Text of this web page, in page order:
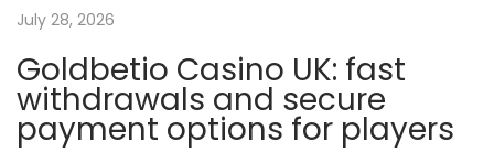
m
r
a
r
July 28, 2026
Goldbetio Casino UK: fast
withdrawals and secure
payment options for players